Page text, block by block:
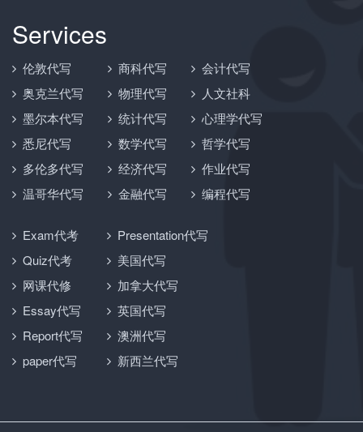
Services
伦敦代写
奥克兰代写
墨尔本代写
悉尼代写
多伦多代写
温哥华代写
商科代写
物理代写
统计代写
数学代写
经济代写
金融代写
会计代写
人文社科
心理学代写
哲学代写
作业代写
编程代写
Exam代考
Quiz代考
网课代修
Essay代写
Report代写
paper代写
Presentation代写
美国代写
加拿大代写
英国代写
澳洲代写
新西兰代写